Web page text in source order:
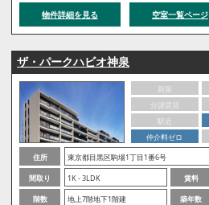
物件詳細を見る 空室一覧ページ
ザ・パークハビオ神泉
新築
分譲賃貸
駅近
仲介料ゼロ
住所
東京都目黒区駒場1丁目1番6号
間取り
1K - 3LDK 賃料
階数
地上7階地下1階建 築年数